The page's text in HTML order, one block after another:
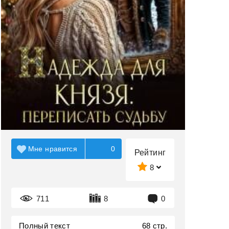
Рейтинг
8
711 8 0
Мне нравится 0
Полный текст 68 стр.